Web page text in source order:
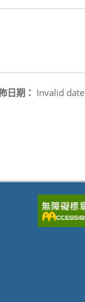
日期： Invalid date